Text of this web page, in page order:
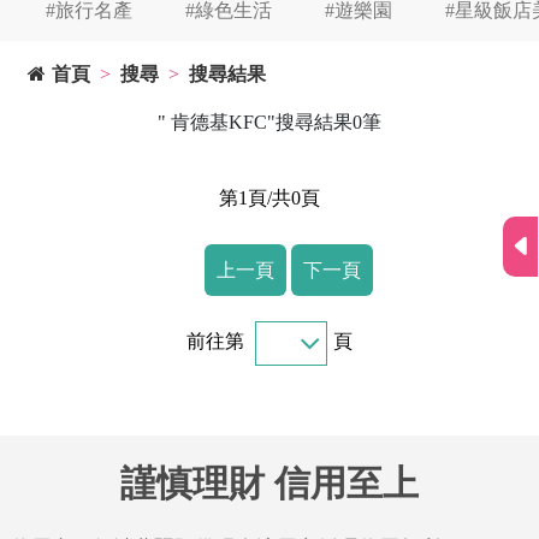
#旅行名產 #綠色生活 #遊樂園 #星級飯店
首頁 搜尋 搜尋結果
" 肯德基KFC"搜尋結果0筆
第1頁/共0頁
上一頁 下一頁
前往第 頁
謹慎理財 信用至上